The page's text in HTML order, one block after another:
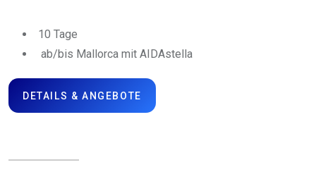
10 Tage
ab/bis Mallorca mit AIDAstella
DETAILS & ANGEBOTE